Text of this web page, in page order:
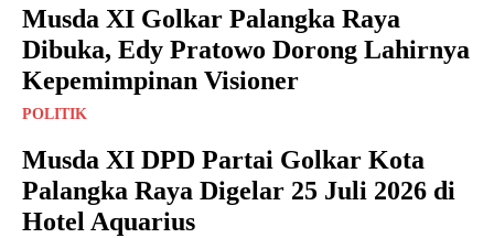
Musda XI Golkar Palangka Raya
Dibuka, Edy Pratowo Dorong Lahirnya
Kepemimpinan Visioner
POLITIK
Musda XI DPD Partai Golkar Kota
Palangka Raya Digelar 25 Juli 2026 di
Hotel Aquarius